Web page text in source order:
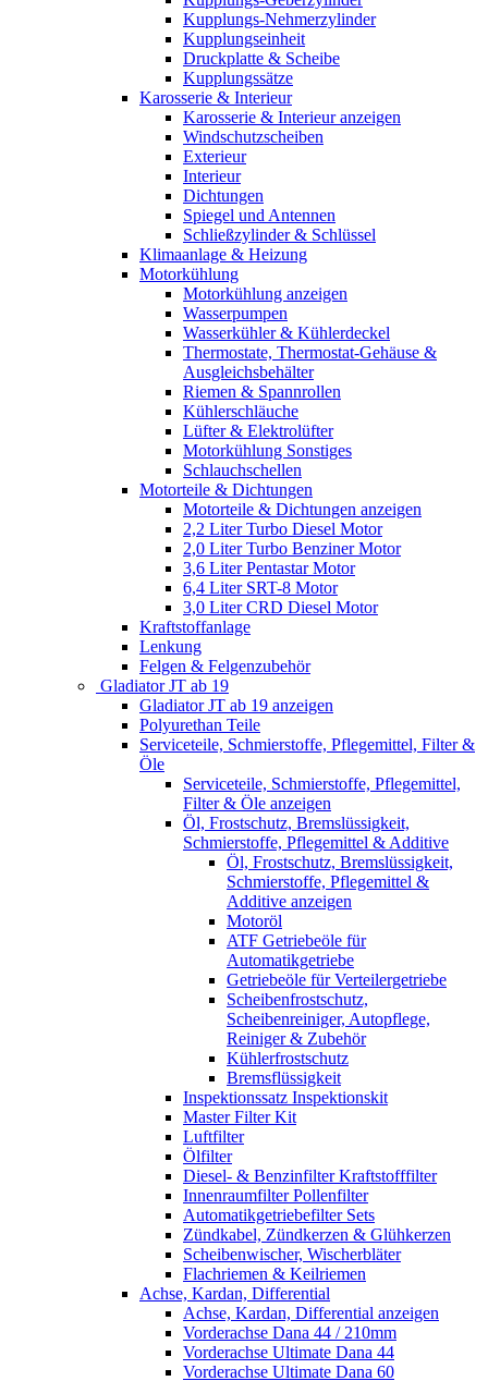
Kupplungs-Nehmerzylinder
Kupplungseinheit
Druckplatte & Scheibe
Kupplungssätze
Karosserie & Interieur
Karosserie & Interieur anzeigen
Windschutzscheiben
Exterieur
Interieur
Dichtungen
Spiegel und Antennen
Schließzylinder & Schlüssel
Klimaanlage & Heizung
Motorkühlung
Motorkühlung anzeigen
Wasserpumpen
Wasserkühler & Kühlerdeckel
Thermostate, Thermostat-Gehäuse &
Ausgleichsbehälter
Riemen & Spannrollen
Kühlerschläuche
Lüfter & Elektrolüfter
Motorkühlung Sonstiges
Schlauchschellen
Motorteile & Dichtungen
Motorteile & Dichtungen anzeigen
2,2 Liter Turbo Diesel Motor
2,0 Liter Turbo Benziner Motor
3,6 Liter Pentastar Motor
6,4 Liter SRT-8 Motor
3,0 Liter CRD Diesel Motor
Kraftstoffanlage
Lenkung
Felgen & Felgenzubehör
Gladiator JT ab 19
Gladiator JT ab 19 anzeigen
Polyurethan Teile
Serviceteile, Schmierstoffe, Pflegemittel, Filter &
Öle
Serviceteile, Schmierstoffe, Pflegemittel,
Filter & Öle anzeigen
Öl, Frostschutz, Bremslüssigkeit,
Schmierstoffe, Pflegemittel & Additive
Öl, Frostschutz, Bremslüssigkeit,
Schmierstoffe, Pflegemittel &
Additive anzeigen
Motoröl
ATF Getriebeöle für
Automatikgetriebe
Getriebeöle für Verteilergetriebe
Scheibenfrostschutz,
Scheibenreiniger, Autopflege,
Reiniger & Zubehör
Kühlerfrostschutz
Bremsflüssigkeit
Inspektionssatz Inspektionskit
Master Filter Kit
Luftfilter
Ölfilter
Diesel- & Benzinfilter Kraftstofffilter
Innenraumfilter Pollenfilter
Automatikgetriebefilter Sets
Zündkabel, Zündkerzen & Glühkerzen
Scheibenwischer, Wischerbläter
Flachriemen & Keilriemen
Achse, Kardan, Differential
Achse, Kardan, Differential anzeigen
Vorderachse Dana 44 / 210mm
Vorderachse Ultimate Dana 44
Vorderachse Ultimate Dana 60